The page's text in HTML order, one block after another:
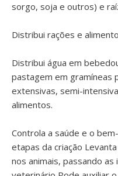
sorgo, soja e outros) e
Distribui rações e
Distribui água em
pastagem em gramíneas
extensivas, semi-
alimentos.
Controla a saúde e o
etapas da criação
nos animais, passando